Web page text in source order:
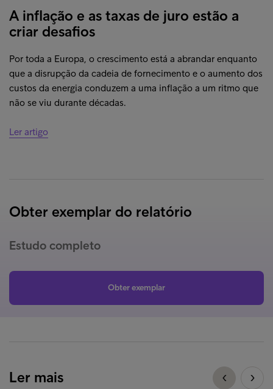
A inflação e as taxas de juro estão a
criar desafios
Por toda a Europa, o crescimento está a abrandar enquanto
que a disrupção da cadeia de fornecimento e o aumento dos
custos da energia conduzem a uma inflação a um ritmo que
não se viu durante décadas.
Ler artigo
Obter exemplar do relatório
Estudo completo
Obter exemplar
Ler mais